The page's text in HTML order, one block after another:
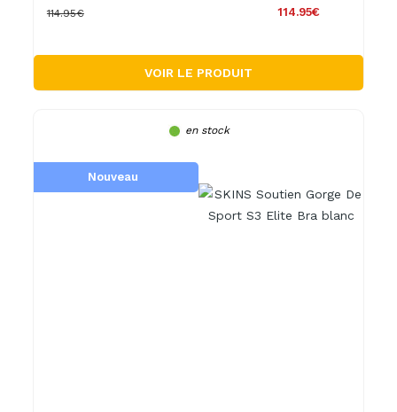
114.95€
114.95€
VOIR LE PRODUIT
en stock
Nouveau